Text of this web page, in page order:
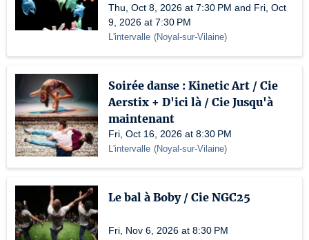
Thu, Oct 8, 2026 at 7:30 PM and Fri, Oct
9, 2026 at 7:30 PM
L'intervalle (Noyal-sur-Vilaine)
Soirée danse : Kinetic Art / Cie
Aerstix + D'ici là / Cie Jusqu'à
maintenant
Fri, Oct 16, 2026 at 8:30 PM
L'intervalle (Noyal-sur-Vilaine)
Le bal à Boby / Cie NGC25
Fri, Nov 6, 2026 at 8:30 PM